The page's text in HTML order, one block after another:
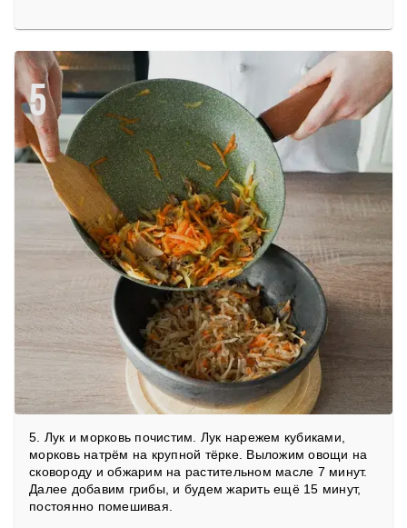
5
5. Лук и морковь почистим. Лук нарежем кубиками,
морковь натрём на крупной тёрке. Выложим овощи на
сковороду и обжарим на растительном масле 7 минут.
Далее добавим грибы, и будем жарить ещё 15 минут,
постоянно помешивая.